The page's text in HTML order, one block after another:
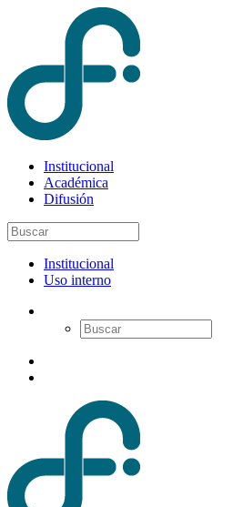
Institucional
Académica
Difusión
Institucional
Uso interno